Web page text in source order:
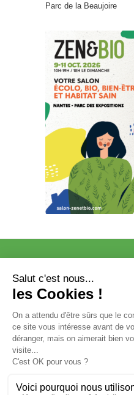
Parc de la Beaujoire
VOTRE